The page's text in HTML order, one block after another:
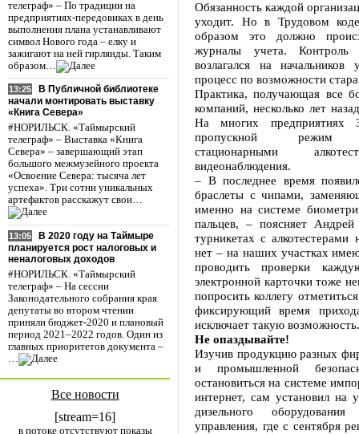
телеграф» – По традиции на
предприятиях-передовиках в день
выполнения плана устанавливают
символ Нового года – елку и
зажигают на ней гирлянды. Таким
образом…
13:25
В Публичной библиотеке
начали монтировать выставку
«Книга Севера»
#НОРИЛЬСК. «Таймырский
телеграф» – Выставка «Книга
Севера» – завершающий этап
большого межмузейного проекта
«Освоение Севера: тысяча лет
успеха». Три сотни уникальных
артефактов расскажут свои…
13:05
В 2020 году на Таймыре
планируется рост налоговых и
неналоговых доходов
#НОРИЛЬСК. «Таймырский
телеграф» – На сессии
Законодательного собрания края
депутаты во втором чтении
приняли бюджет-2020 и плановый
период 2021–2022 годов. Один из
главных приоритетов документа –
…
Все новости
[stream=16]
в потоке отсутствуют показы
Обязанность каждой
уходит. Но в Трудовом
образом это должно
журналы учета. Контроль
возлагался на
процесс по возможности
Практика, получающая все
компаний, несколько лет
На многих предприятиях
пропускной
стационарными
видеонаблюдения.
– В последнее время
браслеты с чипами,
именно на системе
пальцев, – поясняет
турникетах с алкотестерами
нет – на наших участках
проводить проверки
электронной карточки тоже
попросить коллегу
фиксирующий время
исключает такую возможность.
Не опаздывайте!
Изучив продукцию разных
и промышленной
остановиться на системе
интернет, сам установил на
дизельного оборудования
управления, где с сентября